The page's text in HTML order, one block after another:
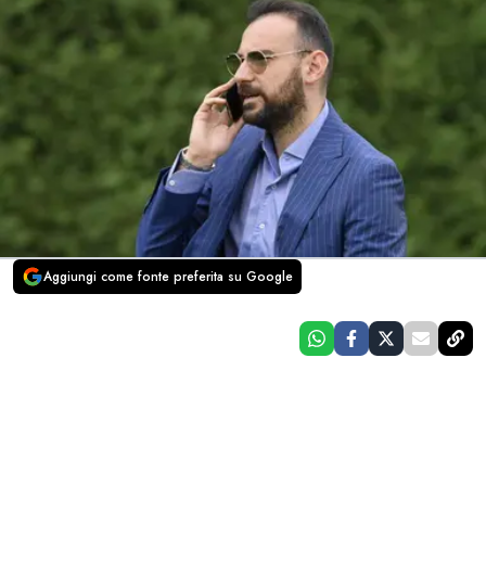
Aggiungi come fonte preferita su Google